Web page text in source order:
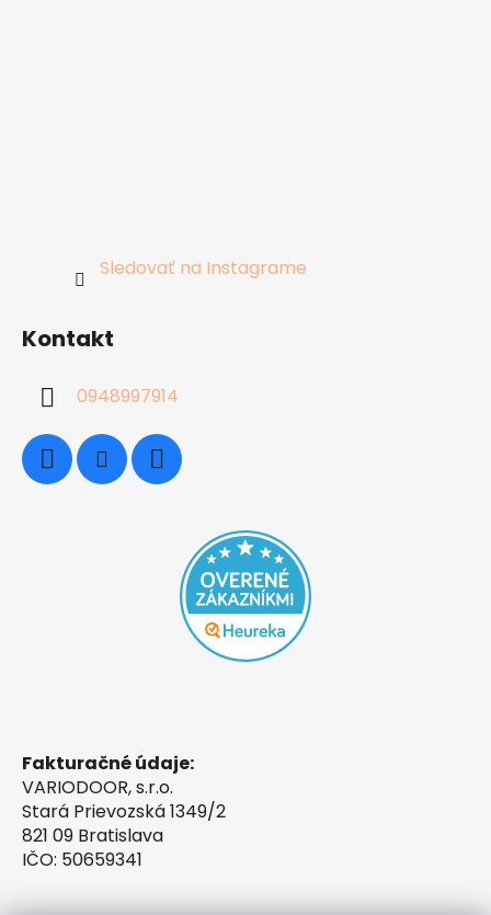
Sledovať na Instagrame
Kontakt
0948997914
Fakturačné údaje:
VARIODOOR, s.r.o.
Stará Prievozská 1349/2
821 09 Bratislava
IČO: 50659341